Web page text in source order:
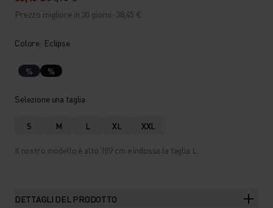
Prezzo migliore in 30 giorni: 38,45 €
Colore: Eclipse
% %
Selezione una taglia
S M L XL XXL
Il nostro modello è alto 189 cm e indossa la taglia L.
DETTAGLI DEL PRODOTTO